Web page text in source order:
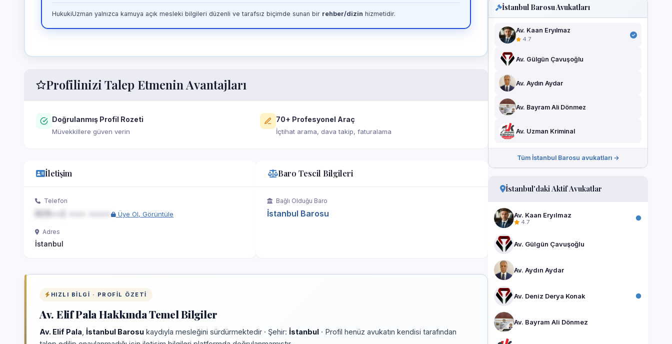
HukukiUzman yalnızca kamuya açık mesleki bilgileri düzenli ve tarafsız biçimde sunan bir rehber/dizin hizmetidir.
Profilinizi Talep Etmenin Avantajları
Doğrulanmış Profil Rozeti
Müvekkillere güven verin
70+ Profesyonel Araç
İçtihat arama, dava takip, faturalama
İletişim
Telefon
Üye Ol, Görüntüle
Adres
İstanbul
Baro Tescil Bilgileri
Bağlı Olduğu Baro
İstanbul Barosu
HIZLI BILGI · PROFIL ÖZETI
Av. Elif Pala Hakkında Temel Bilgiler
Av. Elif Pala İstanbul Barosu kaydıyla mesleğini sürdürmektedir · Şehir: İstanbul · Profil henüz avukatın kendisi tarafından
İstanbul Barosu Avukatları
Av. Kaan Eryılmaz
4.7
Av. Gülgün Çavuşoğlu
Av. Aydın Aydar
Av. Bayram Ali Dönmez
Av. Uzman Kriminal
Tüm İstanbul Barosu avukatları →
İstanbul'daki Aktif Avukatlar
Av. Kaan Eryılmaz
4.7
Av. Gülgün Çavuşoğlu
Av. Aydın Aydar
Av. Deniz Derya Konak
Av. Bayram Ali Dönmez